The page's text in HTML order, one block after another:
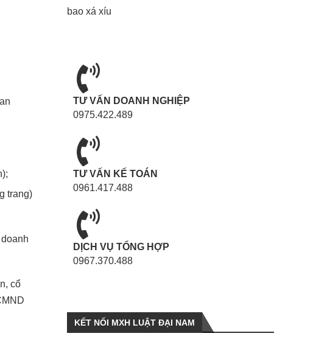
trang)
cổ
bao xá xíu
TƯ VẤN DOANH NGHIỆP
0975.422.489
TƯ VẤN KẾ TOÁN
0961.417.488
DỊCH VỤ TỔNG HỢP
0967.370.488
KẾT NỐI MXH LUẬT ĐẠI NAM